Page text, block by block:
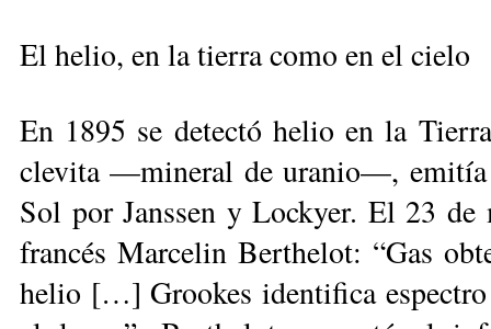
El helio, en la tierra como en el cielo
En 1895 se detectó helio en la
clevita —mineral de uranio—, emitía
Sol por Janssen y Lockyer. El 23
francés Marcelin Berthelot: “Gas
helio […] Grookes identifica